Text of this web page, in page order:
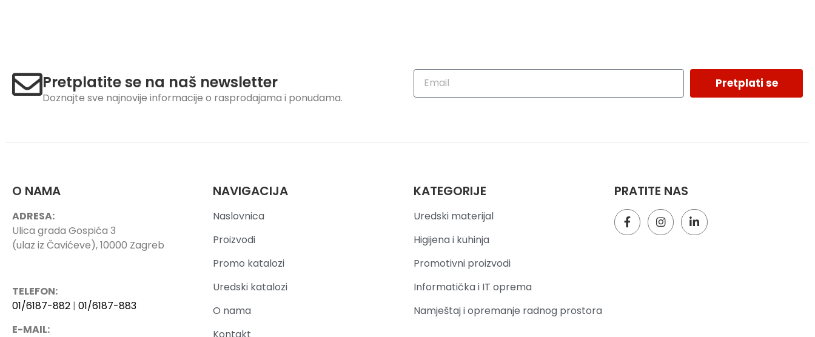
Pretplatite se na naš newsletter
Doznajte sve najnovije informacije o rasprodajama i ponudama.
Pretplati se
O NAMA
ADRESA:
Ulica grada Gospića 3
(ulaz iz Čavićeve), 10000 Zagreb
TELEFON:
01/6187-882 | 01/6187-883
E-MAIL:
NAVIGACIJA
Naslovnica
Proizvodi
Promo katalozi
Uredski katalozi
O nama
Kontakt
KATEGORIJE
Uredski materijal
Higijena i kuhinja
Promotivni proizvodi
Informatička i IT oprema
Namještaj i opremanje radnog prostora
PRATITE NAS